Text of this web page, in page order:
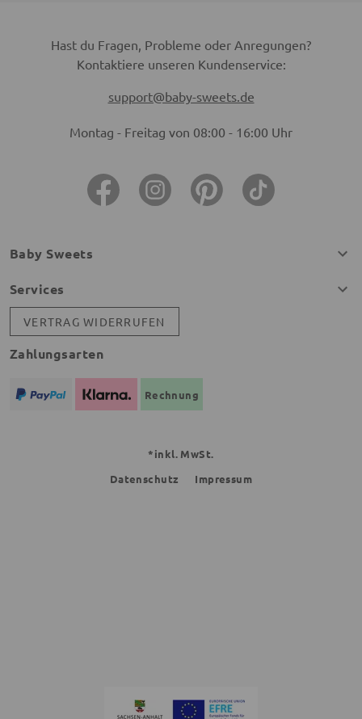
Hast du Fragen, Probleme oder Anregungen?
Kontaktiere unseren Kundenservice:
support@baby-sweets.de
Montag - Freitag von 08:00 - 16:00 Uhr
Baby Sweets
Services
VERTRAG WIDERRUFEN
Zahlungsarten
Rechnung
*inkl. MwSt.
Datenschutz
Impressum